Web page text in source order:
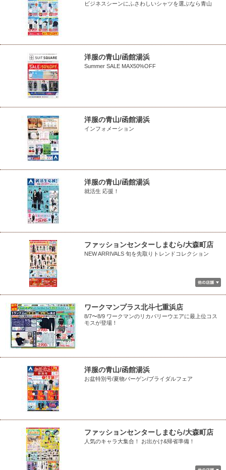
ビジネスシーンにふさわしいシャツを選ぶなら青山
洋服の青山/函館湯浜
Summer SALE MAX50%OFF
洋服の青山/函館湯浜
インフォメーション
洋服の青山/函館湯浜
就活生 応援！
ファッションセンターしまむら/大森町店
NEW ARRIVALS 旬を先取りトレンドコレクション
ワークマンプラス北斗七重浜店
8/7〜8/9 ワークマンのリカバリーウエアに最上位コス
モスが登場！
洋服の青山/函館湯浜
お盆特別号/夏物バーゲン/ブライダルフェア
ファッションセンターしまむら/大森町店
人気のキャラ大集合！ お出かけ&帰省準備！